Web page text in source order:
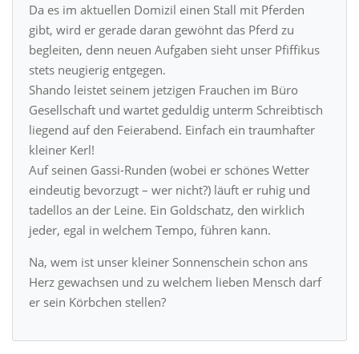
Da es im aktuellen Domizil einen Stall mit Pferden
gibt, wird er gerade daran gewöhnt das Pferd zu
begleiten, denn neuen Aufgaben sieht unser Pfiffikus
stets neugierig entgegen.
Shando leistet seinem jetzigen Frauchen im Büro
Gesellschaft und wartet geduldig unterm Schreibtisch
liegend auf den Feierabend. Einfach ein traumhafter
kleiner Kerl!
Auf seinen Gassi-Runden (wobei er schönes Wetter
eindeutig bevorzugt – wer nicht?) läuft er ruhig und
tadellos an der Leine. Ein Goldschatz, den wirklich
jeder, egal in welchem Tempo, führen kann.
Na, wem ist unser kleiner Sonnenschein schon ans
Herz gewachsen und zu welchem lieben Mensch darf
er sein Körbchen stellen?